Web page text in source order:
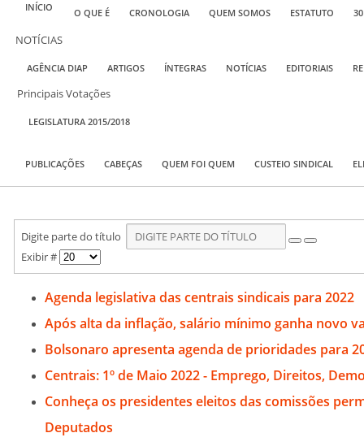
INÍCIO O QUE É CRONOLOGIA QUEM SOMOS ESTATUTO
NOTÍCIAS
AGÊNCIA DIAP ARTIGOS ÍNTEGRAS NOTÍCIAS EDITORIAIS
Principais Votações
LEGISLATURA 2015/2018
PUBLICAÇÕES CABEÇAS QUEM FOI QUEM CUSTEIO SINDICAL
Digite parte do título
Exibir #
Agenda legislativa das centrais sindicais para 2022
Após alta da inflação, salário mínimo ganha novo
Bolsonaro apresenta agenda de prioridades para
Centrais: 1º de Maio 2022 - Emprego, Direitos,
Conheça os presidentes eleitos das comissões
Deputados